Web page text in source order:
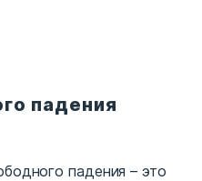
падения
падения – это